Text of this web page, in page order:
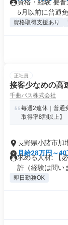
資格・経験 要
5月以前に普通
資格取得支援あり
正社員
接客少なめの高
千曲バス株式会社
毎週2連休｜普通
取得率8割以上】
長野県小諸市加
月給28万円～40
求める人材: 【
許（経験は問い
即日勤務OK